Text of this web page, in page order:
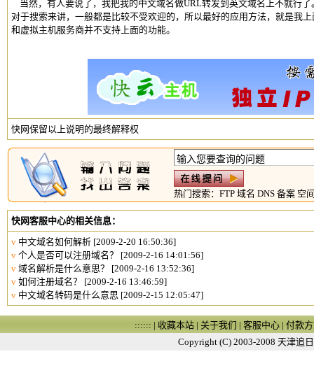
当然，有人要说了，我把我的中文域名做URL转发到英文域名上不就行
对于搜索来讲，一般都是比较不受欢迎的，所以最好的应用方法，就是我
和 虚拟主机服务商并不支持上面的功能。
快网保留以上说明的最终解释权
热门搜索： FTP 域名 DNS 备案 空
快网客服中心的相关信息：
v 中文域名如何解析 [2009-2-20 16:50:36]
v 个人是否可以注册域名？
[2009-2-16 14:01:56]
v 域名解析是什么意思？
[2009-2-16 13:52:36]
v 如何注册域名？
[2009-2-16 13:46:59]
v 中文域名转码是什么意思 [2009-2-15 12:05:47]
:::::: | 收藏本站 | 关于我们 | 客服中心 | 付款
Copyright (C) 2003-2008 天津追